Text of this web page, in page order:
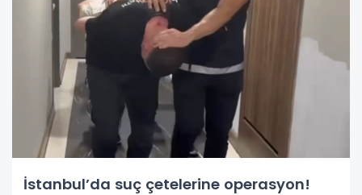
İstanbul’da suç çetelerine operasyon!